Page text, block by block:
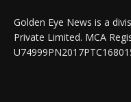
Golden Eye News is a
Private Limited. MCA